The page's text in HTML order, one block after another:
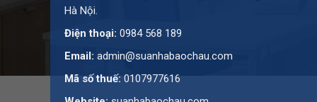
Hà Nội.
Điện thoại: 0984 568 189
Email: admin@suanhabaochau.com
Mã số thuế: 0107977616